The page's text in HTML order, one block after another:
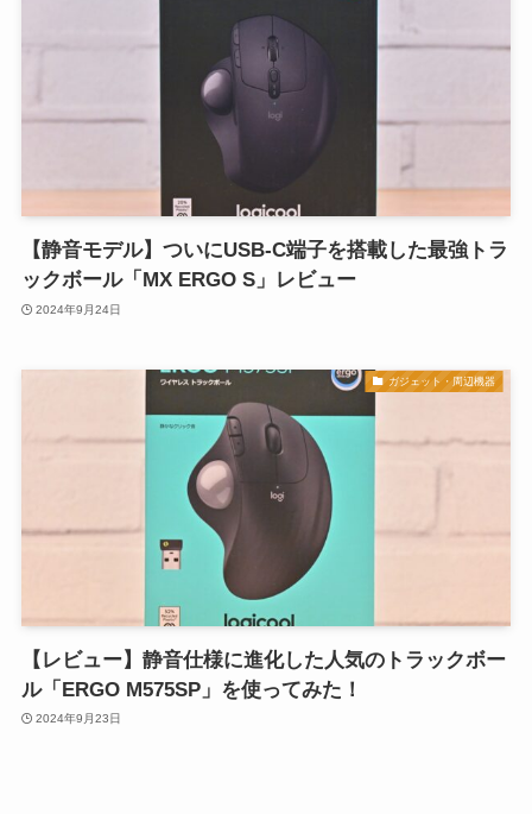
【静音モデル】ついにUSB-C端子を搭載した最強トラ
ックボール「MX ERGO S」レビュー
2024年9月24日
ガジェット・周辺機器
【レビュー】静音仕様に進化した人気のトラックボー
ル「ERGO M575SP」を使ってみた！
2024年9月23日